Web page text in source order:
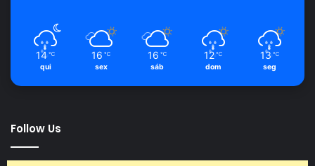
14 ℃
qui
16 ℃
sex
16 ℃
sáb
12 ℃
dom
13 ℃
seg
Follow Us